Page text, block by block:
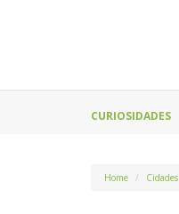
CURIOSIDADES
Home Cidades